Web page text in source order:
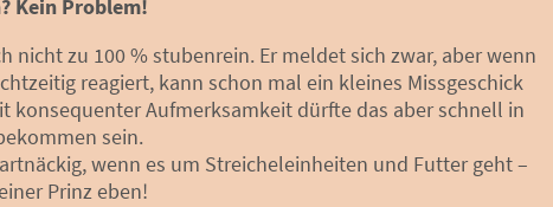
Kein Problem!
nicht zu 100 % stubenrein. Er meldet sich zwar, aber wenn
reagiert, kann schon mal ein kleines Missgeschick
konsequenter Aufmerksamkeit dürfte das aber schnell in
sein.
wenn es um Streicheleinheiten und Futter geht –
Prinz eben!